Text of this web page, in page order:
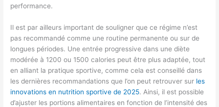
performance.
Il est par ailleurs important de souligner que ce régime n’est
pas recommandé comme une routine permanente ou sur de
longues périodes. Une entrée progressive dans une diète
modérée à 1200 ou 1500 calories peut être plus adaptée, tout
en alliant la pratique sportive, comme cela est conseillé dans
les dernières recommandations que l’on peut retrouver sur les
innovations en nutrition sportive de 2025. Ainsi, il est possible
d’ajuster les portions alimentaires en fonction de l’intensité des